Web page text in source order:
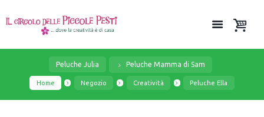
Peluche Julia Peluche Mamma di Sam
Home Negozio Creatività Peluche Ella